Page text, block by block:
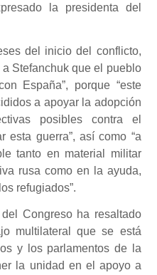
la presidenta del
del inicio del conflicto,
Stefanchuk que el pueblo
España”, porque “este
a apoyar la adopción
posibles contra el
esta guerra”, así como “a
tanto en material militar
rusa como en la ayuda,
refugiados”.
Congreso ha resaltado
multilateral que se está
y los parlamentos de la
la unidad en el apoyo a